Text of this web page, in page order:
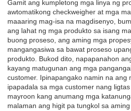
Gamit ang kumpletong mga linya ng
awtomatikong checkweigher at mga
maaaring mag-isa na magdisenyo,
ang lahat ng mga produkto sa isang
buong proseso, ang aming mga
mangangasiwa sa bawat proseso
produkto. Bukod dito, napapanahon
kayang matugunan ang mga
customer. Ipinapangako namin na ang
ipapadala sa mga customer nang
mayroon kang anumang mga
malaman ang higit pa tungkol sa